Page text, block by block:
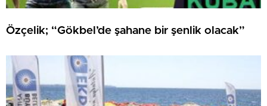
Özçelik; “Gökbel’de şahane bir şenlik olacak”